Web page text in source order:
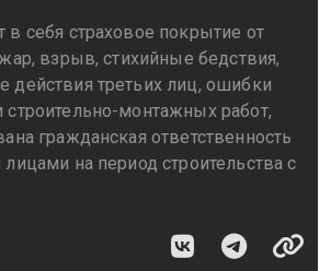
себя страховое покрытие от
взрыв, стихийные бедствия,
действия третьих лиц, ошибки
монтажных работ,
гражданская ответственность
на период строительства с